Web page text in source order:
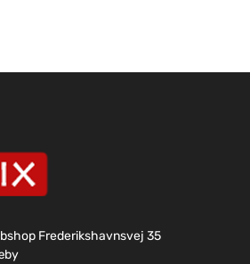
Frederikshavnsvej 35